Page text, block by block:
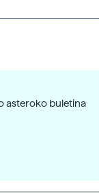
asteroko buletina